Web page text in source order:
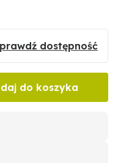
dostępność
do koszyka